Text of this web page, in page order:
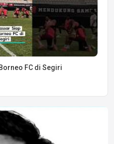
FC di Segiri